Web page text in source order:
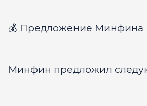
💰 Предложение Минфина
Минфин предложил